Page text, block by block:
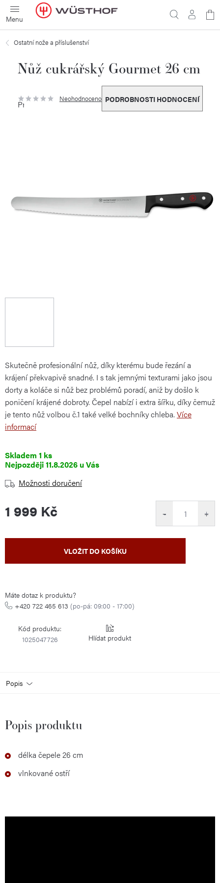
Přejít
na
obsah
Ostatní nože a příslušenství
Nůž cukrářský Gourmet 26 cm
Průměrné
hodnocení
Neohodnoceno PODROBNOSTI HODNOCENÍ
Skutečně profesionální nůž, díky kterému bude řezání a
krájení překvapivě snadné. I s tak jemnými texturami jako jsou
dorty a koláče si nůž bez problémů poradí, aniž by došlo k
poničení krájené dobroty. Čepel nabízí i extra šířku, díky čemuž
je tento nůž volbou č.1 také velké bochníky chleba. Více
informací
Skladem 1 ks
11.8.2026
Možnosti doručení
1 999 Kč +
−
VLOŽIT DO KOŠÍKU
Máte dotaz k produktu?
+420 722 465 613 (po-pá: 09:00 - 17:00)
Kód produktu:
1025047726
Hlídat
Popis
Popis produktu
délka čepele 26 cm
vlnkované ostří